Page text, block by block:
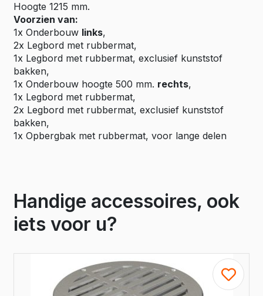
Hoogte 1215 mm.
Voorzien van:
1x Onderbouw links,
2x Legbord met rubbermat,
1x Legbord met rubbermat, exclusief kunststof
bakken,
1x Onderbouw hoogte 500 mm. rechts,
1x Legbord met rubbermat,
2x Legbord met rubbermat, exclusief kunststof
bakken,
1x Opbergbak met rubbermat, voor lange delen
Handige accessoires, ook
iets voor u?